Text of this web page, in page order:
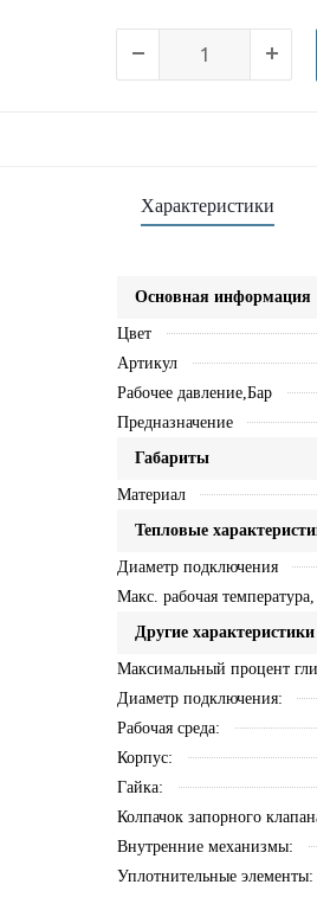
Характеристики
Основная информация
Цвет
Артикул
Рабочее давление,Бар
Предназначение
Габариты
Материал
Тепловые
Диаметр подключения
Макс. рабочая
Другие характеристики
Максимальный процент
Диаметр подключения:
Рабочая среда:
Корпус:
Гайка:
Колпачок запорного
Внутренние механизмы:
Уплотнительные элементы: